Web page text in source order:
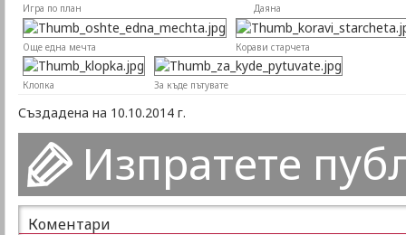
Игра по план Даяна
Още една мечта Корави старчета
Клопка За къде пътувате
Създадена на 10.10.2014 г.
Изпратете
Коментари